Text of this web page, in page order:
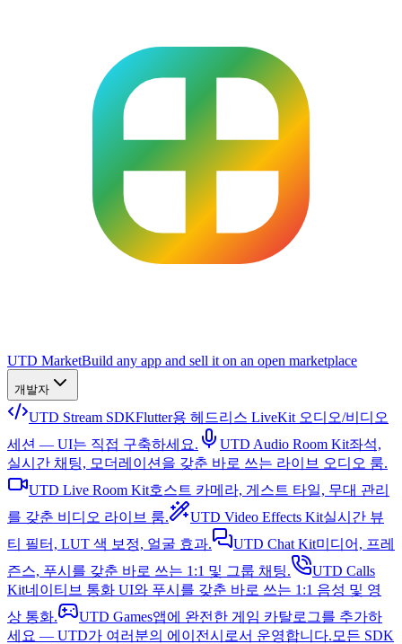
UTD MarketBuild any app and sell it on an open marketplace
개발자
UTD Stream SDKFlutter용 헤드리스 LiveKit 오디오/비디오
세션 — UI는 직접 구축하세요.
UTD Audio Room Kit좌석,
실시간 채팅, 모더레이션을 갖춘 바로 쓰는 라이브 오디오 룸.
UTD Live Room Kit호스트 카메라, 게스트 타일, 무대 관리
를 갖춘 비디오 라이브 룸.
UTD Video Effects Kit실시간 뷰
티 필터, LUT 색 보정, 얼굴 효과.
UTD Chat Kit미디어, 프레
즌스, 푸시를 갖춘 바로 쓰는 1:1 및 그룹 채팅.
UTD Calls
Kit네이티브 통화 UI와 푸시를 갖춘 바로 쓰는 1:1 음성 및 영
상 통화.
UTD Games앱에 완전한 게임 카탈로그를 추가하
세요 — UTD가 여러분의 에이전시로서 운영합니다. 모든 SDK